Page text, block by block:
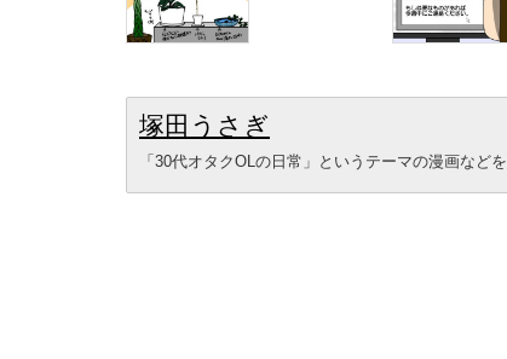
塚田うさぎ
「30代オタクOLの日常」というテーマの漫画などを